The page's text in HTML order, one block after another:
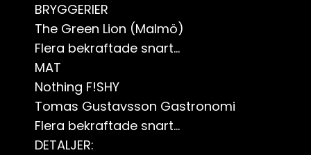
BRYGGERIER
The Green Lion (Malmö)
Flera bekraftade snart…
MAT
Nothing F!SHY
Tomas Gustavsson Gastronomi
Flera bekraftade snart…
DETALJER: